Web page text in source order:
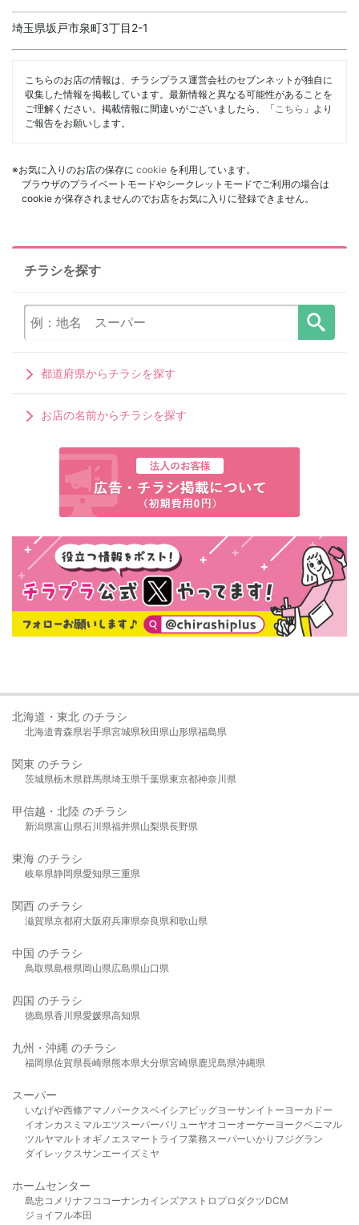
埼玉県坂戸市泉町3丁目2-1
こちらのお店の情報は、チラシプラス運営会社のセブンネットが独自に
収集した情報を掲載しています。最新情報と異なる可能性があることを
ご理解ください。掲載情報に間違いがございましたら、「 こちら 」より
ご報告をお願いします。
※お気に入りのお店の保存に cookie を利用しています。
ブラウザのプライベートモードやシークレットモードでご利用の場合は
cookie が保存されませんのでお店をお気に入りに登録できません。
チラシを探す
都道府県からチラシを探す
お店の名前からチラシを探す
北海道・東北 のチラシ
北海道青森県岩手県宮城県秋田県山形県福島県
関東 のチラシ
茨城県栃木県群馬県埼玉県千葉県東京都神奈川県
甲信越・北陸 のチラシ
新潟県富山県石川県福井県山梨県長野県
東海 のチラシ
岐阜県静岡県愛知県三重県
関西 のチラシ
滋賀県京都府大阪府兵庫県奈良県和歌山県
中国 のチラシ
鳥取県島根県岡山県広島県山口県
四国 のチラシ
徳島県香川県愛媛県高知県
九州・沖縄 のチラシ
福岡県佐賀県長崎県熊本県大分県宮崎県鹿児島県沖縄県
スーパー
いなげや西條アマノパークスベイシア ビッグヨーサンイトーヨーカドー
イオンカスミ マルエツスーパーバリューヤオコーオーケー ヨークベニマル
ツルヤマルト オギノ エスマート ライフ業務スーパーいかり フジグラン
ダイレックスサンエーイズミヤ
ホームセンター
島忠 コメリ ナフコ コーナンカインズアストロプロダクツDCM
ジョイフル本田